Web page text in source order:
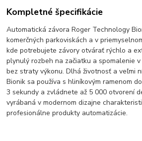
Kompletné špecifikácie
Automatická závora Roger Technology
komerčných parkoviskách a v
kde potrebujete závory otvárať rýchlo a
plynulý rozbeh na začiatku a spomalenie
bez straty výkonu. Dlhá životnosť a veľmi
Bionik sa používa s hliníkovým ramenom
3 sekundy a zvládnete až 5 000 otvorení
vyrábaná v modernom dizajne
profesionálne produkty automatizácie.